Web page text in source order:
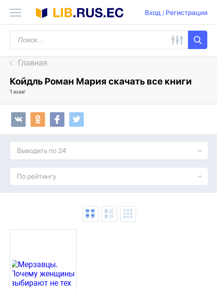
Вход/ Регистрация
Главная
Койдль Роман Мария скачать все книги
1 книг
Выводить по 24
По рейтингу